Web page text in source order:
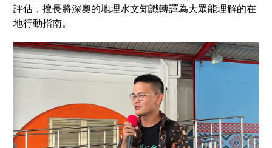
評估，擅長將深奧的地理水文知識轉譯為大眾能理解的在
地行動指南。